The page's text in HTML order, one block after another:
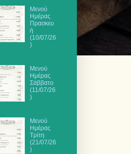
Μενού
Ημέρας
Πρασκευ
ή
(10/07/26
)
Μενού
Ημέρας
Σάββατο
(11/07/26
)
Μενού
Ημέρας
Τρίτη
(21/07/26
)